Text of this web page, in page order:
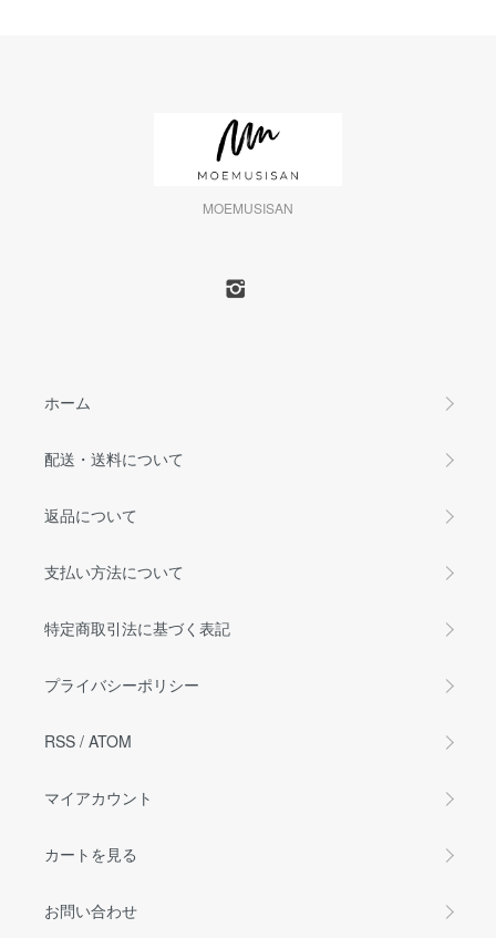
MOEMUSISAN
ホーム
配送・送料について
返品について
支払い方法について
特定商取引法に基づく表記
プライバシーポリシー
RSS / ATOM
マイアカウント
カートを見る
お問い合わせ